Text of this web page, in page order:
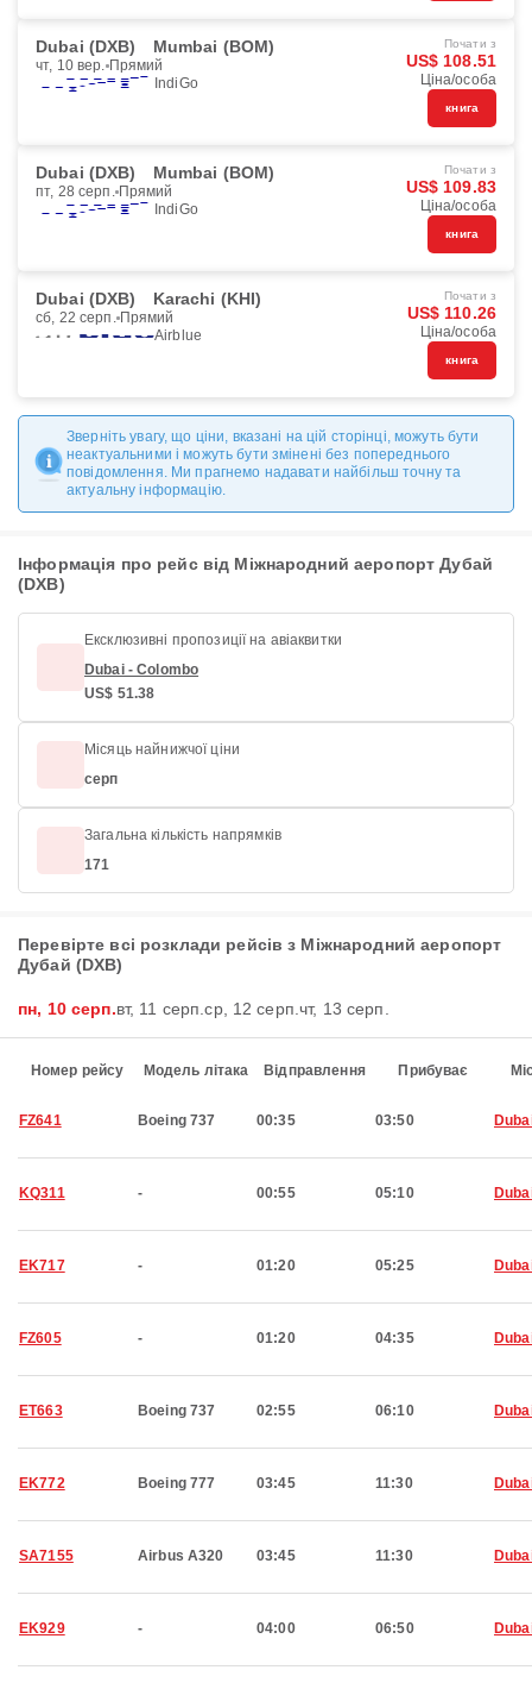
Dubai (DXB) Mumbai (BOM)
чт, 10 вер. Прямий
IndiGo
Почати з
US$ 108.51
Ціна/особа
книга
Dubai (DXB) Mumbai (BOM)
пт, 28 серп. Прямий
IndiGo
Почати з
US$ 109.83
Ціна/особа
книга
Dubai (DXB) Karachi (KHI)
сб, 22 серп. Прямий
Airblue
Почати з
US$ 110.26
Ціна/особа
книга
Зверніть увагу, що ціни, вказані на цій сторінці, можуть бути
неактуальними і можуть бути змінені без попереднього
повідомлення. Ми прагнемо надавати найбільш точну та
актуальну інформацію.
Інформація про рейс від Міжнародний аеропорт Дубай
(DXB)
Ексклюзивні пропозиції на авіаквитки
Dubai - Colombo
US$ 51.38
Місяць найнижчої ціни
серп
Загальна кількість напрямків
171
Перевірте всі розклади рейсів з Міжнародний аеропорт
Дубай (DXB)
пн, 10 серп.вт, 11 серп.ср, 12 серп.чт, 13 серп.
Номер рейсу Модель літака Відправлення Прибуває
FZ641 Boeing 737 00:35 03:50
KQ311 - 00:55 05:10
EK717 - 01:20 05:25
FZ605 - 01:20 04:35
ET663 Boeing 737 02:55 06:10
EK772 Boeing 777 03:45 11:30
SA7155 Airbus A320 03:45 11:30
EK929 - 04:00 06:50